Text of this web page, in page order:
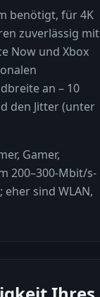
benötigt, für 4K
zuverlässig mit
Now und Xbox
an – 10
den Jitter (unter
Gamer,
200–300-Mbit/s-
sind WLAN,